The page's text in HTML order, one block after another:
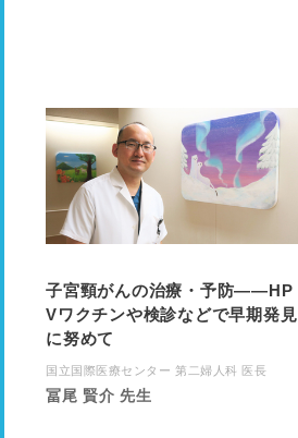
子宮頸がんの治療・予防――HP
Vワクチンや検診などで早期発見
に努めて
国立国際医療センター 第二婦人科 医長
冨尾 賢介 先生